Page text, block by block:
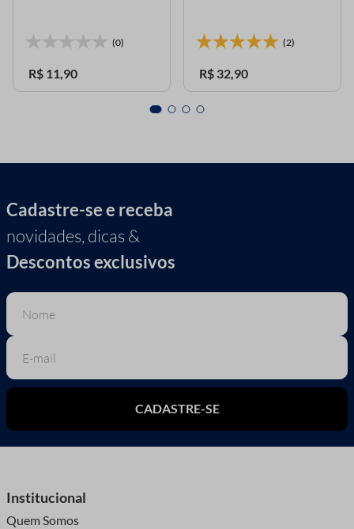
(0)
R$ 11,90
(2)
R$ 32,90
Cadastre-se e receba
novidades, dicas &
Descontos exclusivos
CADASTRE-SE
Institucional
Quem Somos